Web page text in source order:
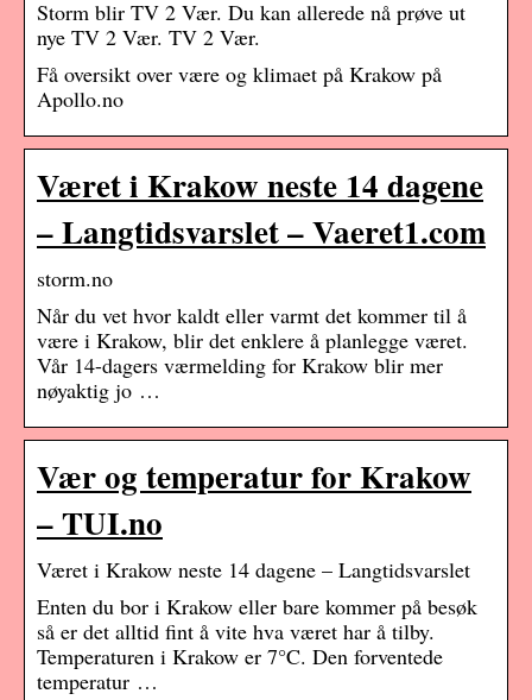
Storm blir TV 2 Vær. Du kan allerede nå prøve ut
nye TV 2 Vær. TV 2 Vær.
Få oversikt over være og klimaet på Krakow på
Apollo.no
Været i Krakow neste 14 dagene
– Langtidsvarslet – Vaeret1.com
storm.no
Når du vet hvor kaldt eller varmt det kommer til å
være i Krakow, blir det enklere å planlegge været.
Vår 14-dagers værmelding for Krakow blir mer
nøyaktig jo …
Vær og temperatur for Krakow
– TUI.no
Været i Krakow neste 14 dagene – Langtidsvarslet
Enten du bor i Krakow eller bare kommer på besøk
så er det alltid fint å vite hva været har å tilby.
Temperaturen i Krakow er 7°C. Den forventede
temperatur …